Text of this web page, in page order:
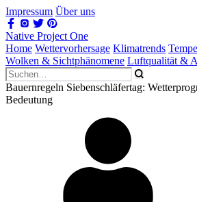
Impressum Über uns
Native Project One
Home Wettervorhersage Klimatrends
Wolken & Sichtphänomene Luftqualität &
Bauernregeln Siebenschläfertag:
Bedeutung